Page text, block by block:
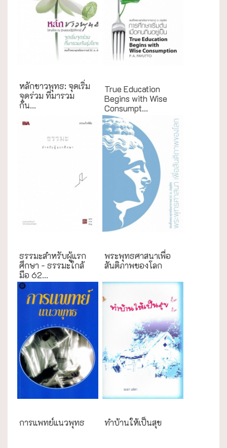
หลักชาวพุทธ: จุดเริ่ม
จุดร่วม ที่มารวม
กัน...
True Education
Begins with Wise
Consumpt...
ธรรมะสำหรับผู้แรก
ศึกษา - ธรรมะใกล้
มือ 62...
พระพุทธศาสนาเพื่อ
สันติภาพของโลก
การแพทย์แนวพุทธ
ทำบ้านให้เป็นสุข